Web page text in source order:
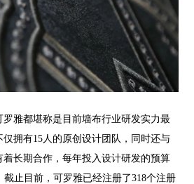
雅都堪称是目前墙布行业研发实力最
拥有15人的原创设计团队，同时还与
着长期合作，每年投入设计研发的预算
截止目前，可罗雅已经注册了318个注册